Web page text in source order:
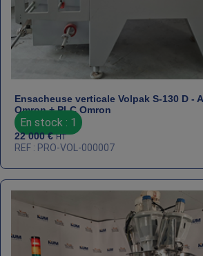
Ensacheuse verticale Volpak S-130 D -
Omron + PLC Omron
En stock : 1
22 000€ HT
REF : PRO-VOL-000007